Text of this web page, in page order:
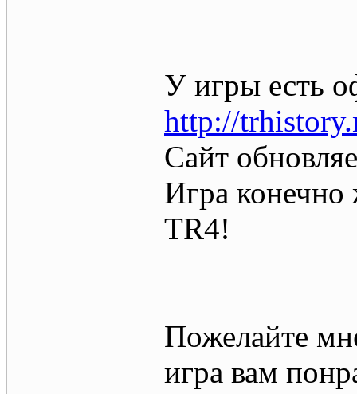
У игры есть
http://
Сайт
Игра
TR4!
Пожелайте
игра вам